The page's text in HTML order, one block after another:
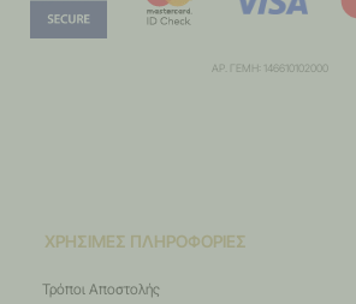
ΑΡ. ΓΕΜΗ: 146610102000
ΧΡΗΣΙΜΕΣ ΠΛΗΡΟΦΟΡΙΕΣ
Τρόποι Αποστολής